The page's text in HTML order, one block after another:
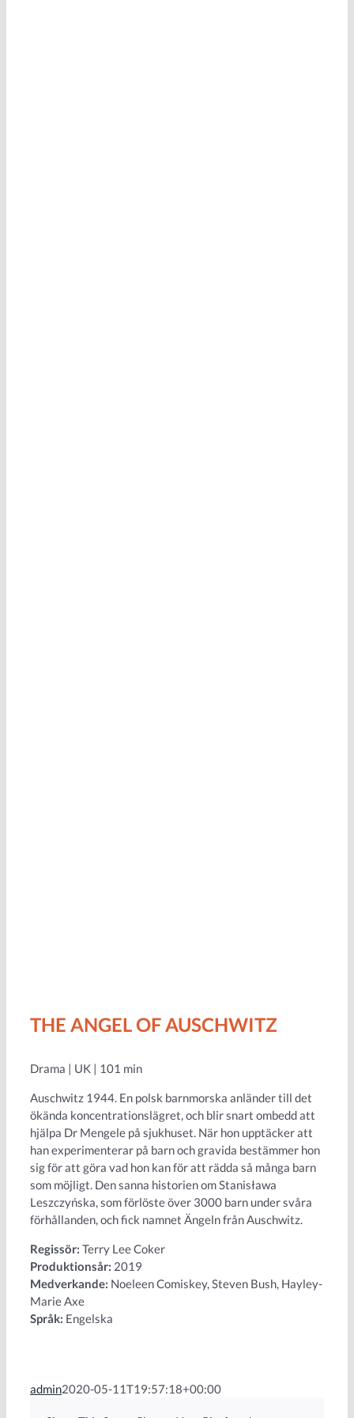
THE ANGEL OF AUSCHWITZ
Drama | UK | 101 min
Auschwitz 1944. En polsk barnmorska anländer till det
ökända koncentrationslägret, och blir snart ombedd att
hjälpa Dr Mengele på sjukhuset. När hon upptäcker att
han experimenterar på barn och gravida bestämmer hon
sig för att göra vad hon kan för att rädda så många barn
som möjligt. Den sanna historien om Stanisława
Leszczyńska, som förlöste över 3000 barn under svåra
förhållanden, och fick namnet Ängeln från Auschwitz.
Regissör: Terry Lee Coker
Produktionsår: 2019
Medverkande: Noeleen Comiskey, Steven Bush, Hayley-
Marie Axe
Språk: Engelska
admin2020-05-11T19:57:18+00:00